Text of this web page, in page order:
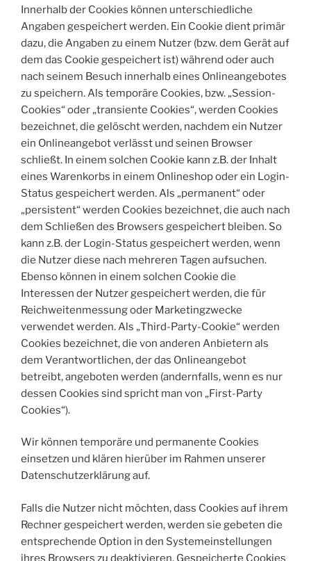
Innerhalb der Cookies können unterschiedliche
Angaben gespeichert werden. Ein Cookie dient primär
dazu, die Angaben zu einem Nutzer (bzw. dem Gerät auf
dem das Cookie gespeichert ist) während oder auch
nach seinem Besuch innerhalb eines Onlineangebotes
zu speichern. Als temporäre Cookies, bzw. „Session-
Cookies“ oder „transiente Cookies“, werden Cookies
bezeichnet, die gelöscht werden, nachdem ein Nutzer
ein Onlineangebot verlässt und seinen Browser
schließt. In einem solchen Cookie kann z.B. der Inhalt
eines Warenkorbs in einem Onlineshop oder ein Login-
Status gespeichert werden. Als „permanent“ oder
„persistent“ werden Cookies bezeichnet, die auch nach
dem Schließen des Browsers gespeichert bleiben. So
kann z.B. der Login-Status gespeichert werden, wenn
die Nutzer diese nach mehreren Tagen aufsuchen.
Ebenso können in einem solchen Cookie die
Interessen der Nutzer gespeichert werden, die für
Reichweitenmessung oder Marketingzwecke
verwendet werden. Als „Third-Party-Cookie“ werden
Cookies bezeichnet, die von anderen Anbietern als
dem Verantwortlichen, der das Onlineangebot
betreibt, angeboten werden (andernfalls, wenn es nur
dessen Cookies sind spricht man von „First-Party
Cookies“).
Wir können temporäre und permanente Cookies
einsetzen und klären hierüber im Rahmen unserer
Datenschutzerklärung auf.
Falls die Nutzer nicht möchten, dass Cookies auf ihrem
Rechner gespeichert werden, werden sie gebeten die
entsprechende Option in den Systemeinstellungen
ihres Browsers zu deaktivieren. Gespeicherte Cookies